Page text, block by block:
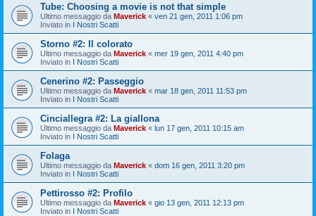
Tube: Choosing a movie is not that simple
Ultimo messaggio da Maverick « ven 21 gen, 2011 1:06 pm
Inviato in I Nostri Scatti
Storno #2: Il colorato
Ultimo messaggio da Maverick « mer 19 gen, 2011 4:40 pm
Inviato in I Nostri Scatti
Cenerino #2: Passeggio
Ultimo messaggio da Maverick « mar 18 gen, 2011 11:53 pm
Inviato in I Nostri Scatti
Cinciallegra #2: La giallona
Ultimo messaggio da Maverick « lun 17 gen, 2011 10:15 am
Inviato in I Nostri Scatti
Folaga
Ultimo messaggio da Maverick « dom 16 gen, 2011 3:20 pm
Inviato in I Nostri Scatti
Pettirosso #2: Profilo
Ultimo messaggio da Maverick « gio 13 gen, 2011 12:13 pm
Inviato in I Nostri Scatti